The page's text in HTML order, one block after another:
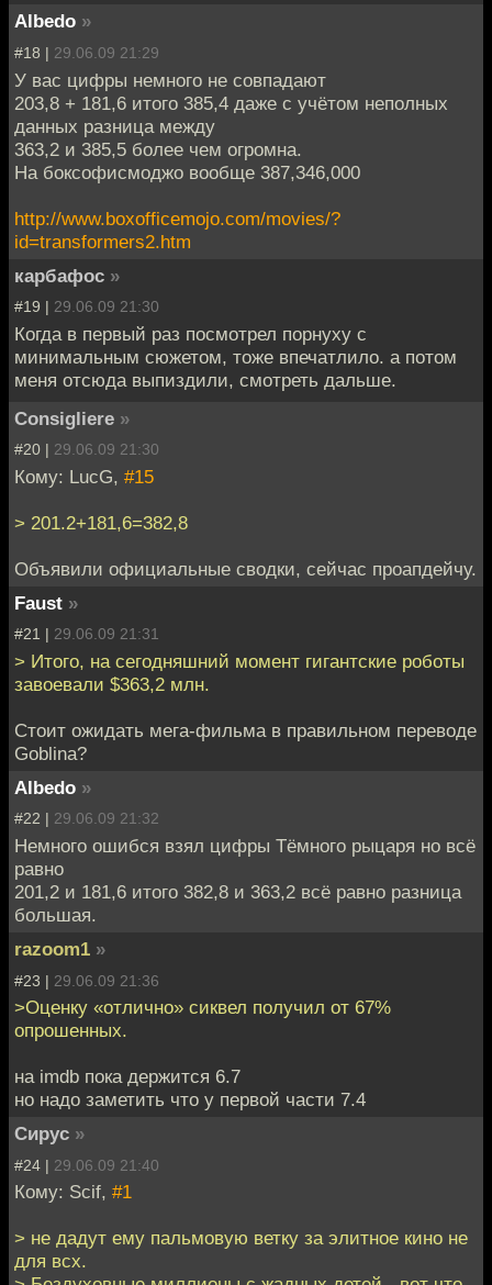
Albedo »
#18 | 29.06.09 21:29
У вас цифры немного не совпадают
203,8 + 181,6 итого 385,4 даже с учётом неполных
данных разница между
363,2 и 385,5 более чем огромна.
На боксофисмоджо вообще 387,346,000
http://www.boxofficemojo.com/movies/?
id=transformers2.htm
карбафос »
#19 | 29.06.09 21:30
Когда в первый раз посмотрел порнуху с
минимальным сюжетом, тоже впечатлило. а потом
меня отсюда выпиздили, смотреть дальше.
Consigliere »
#20 | 29.06.09 21:30
Кому: LucG, #15
> 201.2+181,6=382,8
Объявили официальные сводки, сейчас проапдейчу.
Faust »
#21 | 29.06.09 21:31
> Итого, на сегодняшний момент гигантские роботы
завоевали $363,2 млн.
Стоит ожидать мега-фильма в правильном переводе
Goblina?
Albedo »
#22 | 29.06.09 21:32
Немного ошибся взял цифры Тёмного рыцаря но всё
равно
201,2 и 181,6 итого 382,8 и 363,2 всё равно разница
большая.
razoom1 »
#23 | 29.06.09 21:36
>Оценку «отлично» сиквел получил от 67%
опрошенных.
на imdb пока держится 6.7
но надо заметить что у первой части 7.4
Сирус »
#24 | 29.06.09 21:40
Кому: Scif, #1
> не дадут ему пальмовую ветку за элитное кино не
для всх.